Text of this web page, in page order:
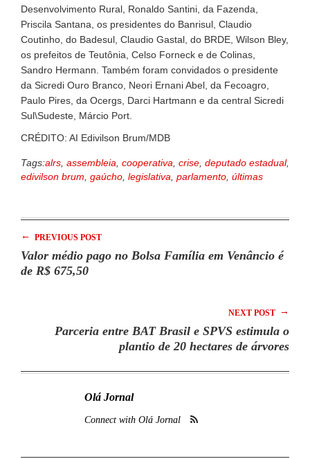
Desenvolvimento Rural, Ronaldo Santini, da Fazenda,
Priscila Santana, os presidentes do Banrisul, Claudio
Coutinho, do Badesul, Claudio Gastal, do BRDE, Wilson Bley,
os prefeitos de Teutônia, Celso Forneck e de Colinas,
Sandro Hermann. Também foram convidados o presidente
da Sicredi Ouro Branco, Neori Ernani Abel, da Fecoagro,
Paulo Pires, da Ocergs, Darci Hartmann e da central Sicredi
Sul\Sudeste, Márcio Port.
CRÉDITO: AI Edivilson Brum/MDB
Tags:alrs assembleia cooperativa crise deputado estadual,
edivilson brum gaúcho legislativa parlamento últimas
← PREVIOUS POST
Valor médio pago no Bolsa Família em Venâncio é
de R$ 675,50
NEXT POST →
Parceria entre BAT Brasil e SPVS estimula o
plantio de 20 hectares de árvores
Olá Jornal
Connect with Olá Jornal